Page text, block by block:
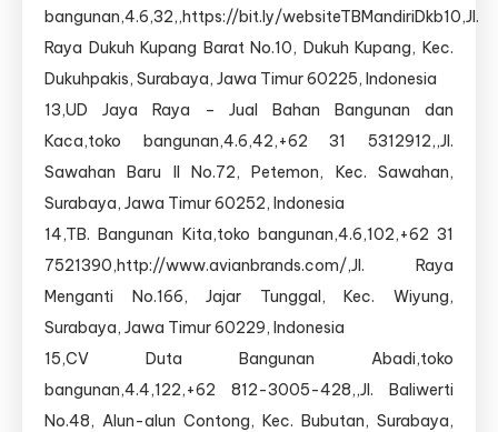
bangunan,4.6,32,,https://bit.ly/websiteTBMandiriDkb10,Jl.
Raya Dukuh Kupang Barat No.10, Dukuh Kupang, Kec.
Dukuhpakis, Surabaya, Jawa Timur 60225, Indonesia
13,UD Jaya Raya – Jual Bahan Bangunan dan
Kaca,toko bangunan,4.6,42,+62 31 5312912,,Jl.
Sawahan Baru II No.72, Petemon, Kec. Sawahan,
Surabaya, Jawa Timur 60252, Indonesia
14,TB. Bangunan Kita,toko bangunan,4.6,102,+62 31
7521390,http://www.avianbrands.com/,Jl. Raya
Menganti No.166, Jajar Tunggal, Kec. Wiyung,
Surabaya, Jawa Timur 60229, Indonesia
15,CV Duta Bangunan Abadi,toko
bangunan,4.4,122,+62 812-3005-428,,Jl. Baliwerti
No.48, Alun-alun Contong, Kec. Bubutan, Surabaya,